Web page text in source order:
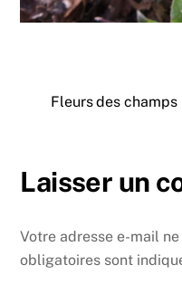
Fleurs des champs
Laisser un
Votre adresse e-mail
obligatoires sont